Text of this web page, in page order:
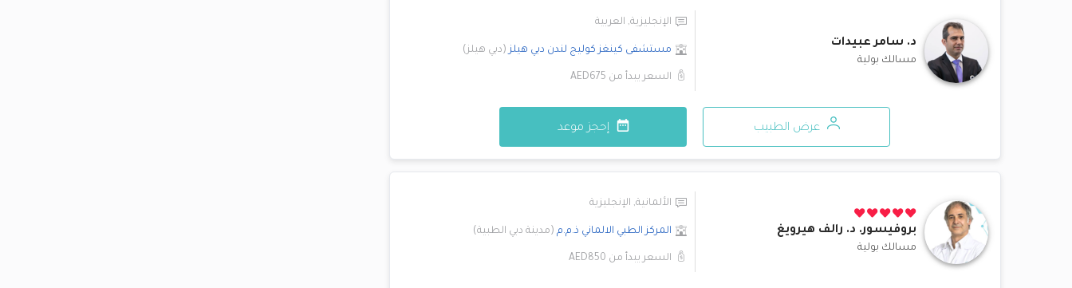
د. سامر عبيدات
مسالك بولية
الإنجليزية, العربية
مستشفى كينغز كوليج لندن دبي هيلز (دبي هيلز)
السعر يبدأ من AED675
عرض الطبيب إحجز موعد
بروفيسور. د. رالف هيرويغ
مسالك بولية
الألمانية, الإنجليزية
المركز الطبي الالماني ذ.م.م (مدينة دبي الطبية)
السعر يبدأ من AED850